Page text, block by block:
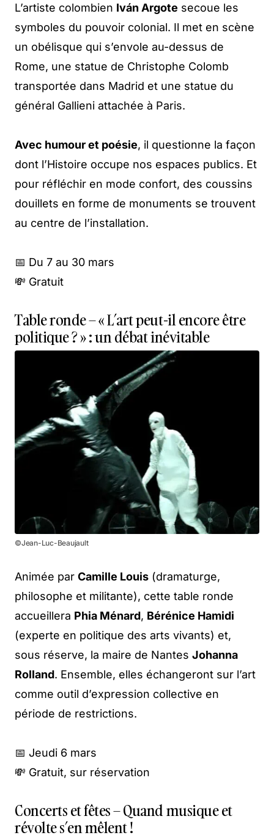
L’artiste colombien Iván Argote secoue les
symboles du pouvoir colonial. Il met en scène
un obélisque qui s’envole au-dessus de
Rome, une statue de Christophe Colomb
transportée dans Madrid et une statue du
général Gallieni attachée à Paris.
Avec humour et poésie, il questionne la façon
dont l’Histoire occupe nos espaces publics. Et
pour réfléchir en mode confort, des coussins
douillets en forme de monuments se trouvent
au centre de l’installation.
📅 Du 7 au 30 mars
💸 Gratuit
Table ronde – « L’art peut-il encore être
politique ? » : un débat inévitable
©Jean-Luc-Beaujault
Animée par Camille Louis (dramaturge,
philosophe et militante), cette table ronde
accueillera Phia Ménard, Bérénice Hamidi
(experte en politique des arts vivants) et,
sous réserve, la maire de Nantes Johanna
Rolland. Ensemble, elles échangeront sur l’art
comme outil d’expression collective en
période de restrictions.
📅 Jeudi 6 mars
💸 Gratuit, sur réservation
Concerts et fêtes – Quand musique et
révolte s’en mêlent !